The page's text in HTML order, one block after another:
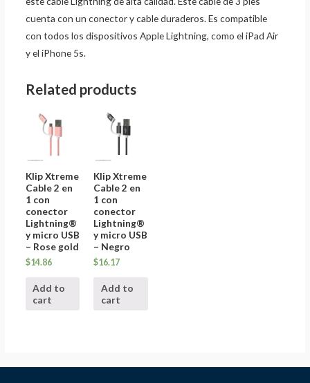
cuenta con un conector y cable duraderos. Es compatible
con todos los dispositivos Apple Lightning, como el iPad Air
y el iPhone 5s.
Related products
Klip Xtreme
Cable 2 en
1 con
conector
Lightning®
y micro USB
– Rose gold
$14.86
Add to
cart
Klip Xtreme
Cable 2 en
1 con
conector
Lightning®
y micro USB
– Negro
$16.17
Add to
cart